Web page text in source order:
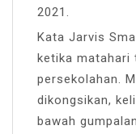
2021.
Kata Jarvis
ketika matahari
persekolahan.
dikongsikan,
bawah